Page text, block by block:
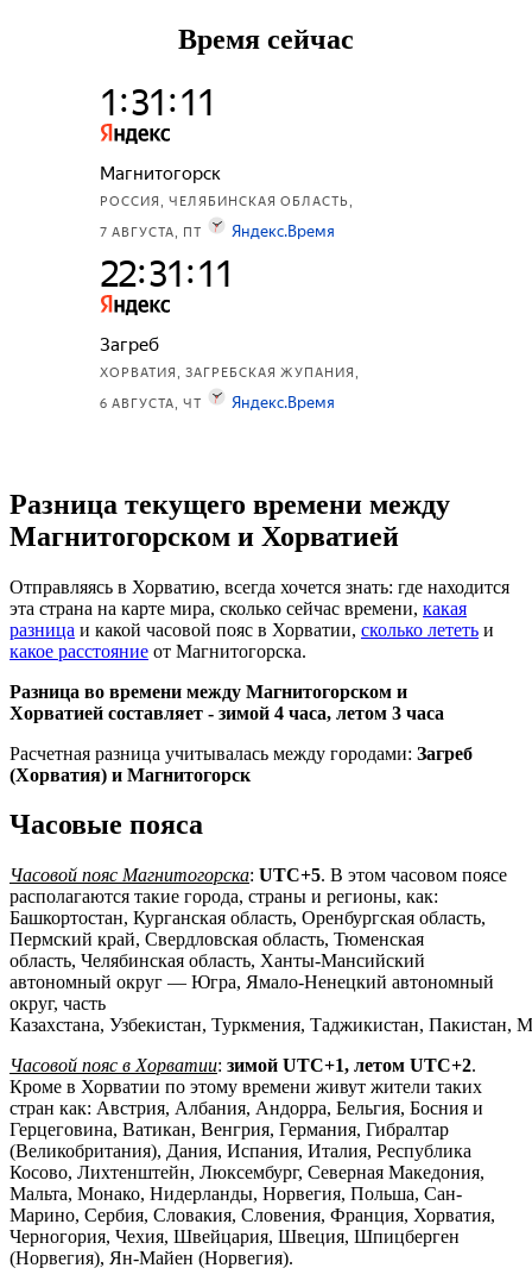
Время сейчас
Разница текущего времени между
Магнитогорском и Хорватией
Отправляясь в Хорватию, всегда хочется знать: где находится
эта страна на карте мира, сколько сейчас времени, какая
разница и какой часовой пояс в Хорватии, сколько лететь и
какое расстояние от Магнитогорска.
Разница во времени между Магнитогорском и
Хорватией составляет - зимой 4 часа, летом 3 часа
Расчетная разница учитывалась между городами: Загреб
(Хорватия) и Магнитогорск
Часовые пояса
Часовой пояс Магнитогорска: UTC+5. В этом часовом поясе
располагаются такие города, страны и регионы, как:
Башкортостан, Курганская область, Оренбургская область,
Пермский край, Свердловская область, Тюменская
область, Челябинская область, Ханты-Мансийский
автономный округ — Югра, Ямало-Ненецкий автономный
округ, часть
Казахстана, Узбекистан, Туркмения, Таджикистан, Пакистан,
Часовой пояс в Хорватии: зимой UTC+1, летом UTC+2.
Кроме в Хорватии по этому времени живут жители таких
стран как: Австрия, Албания, Андорра, Бельгия, Босния и
Герцеговина, Ватикан, Венгрия, Германия, Гибралтар
(Великобритания), Дания, Испания, Италия, Республика
Косово, Лихтенштейн, Люксембург, Северная Македония,
Мальта, Монако, Нидерланды, Норвегия, Польша, Сан-
Марино, Сербия, Словакия, Словения, Франция, Хорватия,
Черногория, Чехия, Швейцария, Швеция, Шпицберген
(Норвегия), Ян-Майен (Норвегия).